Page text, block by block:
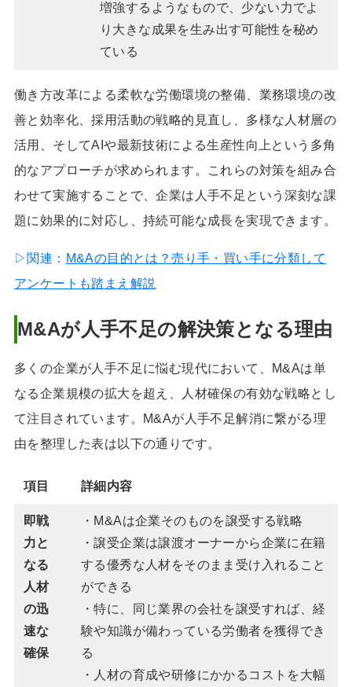
増強するようなもので、少ない力でよ
り大きな成果を生み出す可能性を秘め
ている
働き方改革による柔軟な労働環境の整備、業務環境の改
善と効率化、採用活動の戦略的見直し、多様な人材層の
活用、そしてAIや最新技術による生産性向上という多角
的なアプローチが求められます。これらの対策を組み合
わせて実施することで、企業は人手不足という深刻な課
題に効果的に対応し、持続可能な成長を実現できます。
▷関連： M&Aの目的とは？売り手・買い手に分類して
アンケートも踏まえ解説
M&Aが人手不足の解決策となる理由
多くの企業が人手不足に悩む現代において、M&Aは単
なる企業規模の拡大を超え、人材確保の有効な戦略とし
て注目されています。M&Aが人手不足解消に繋がる理
由を整理した表は以下の通りです。
項目 詳細内容
即戦
力と
なる
人材
の迅
速な
確保
・M&Aは企業そのものを譲受する戦略
・譲受企業は譲渡オーナーから企業に在籍
する優秀な人材をそのまま受け入れること
ができる
・特に、同じ業界の会社を譲受すれば、経
験や知識が備わっている労働者を獲得でき
る
・人材の育成や研修にかかるコストを大幅